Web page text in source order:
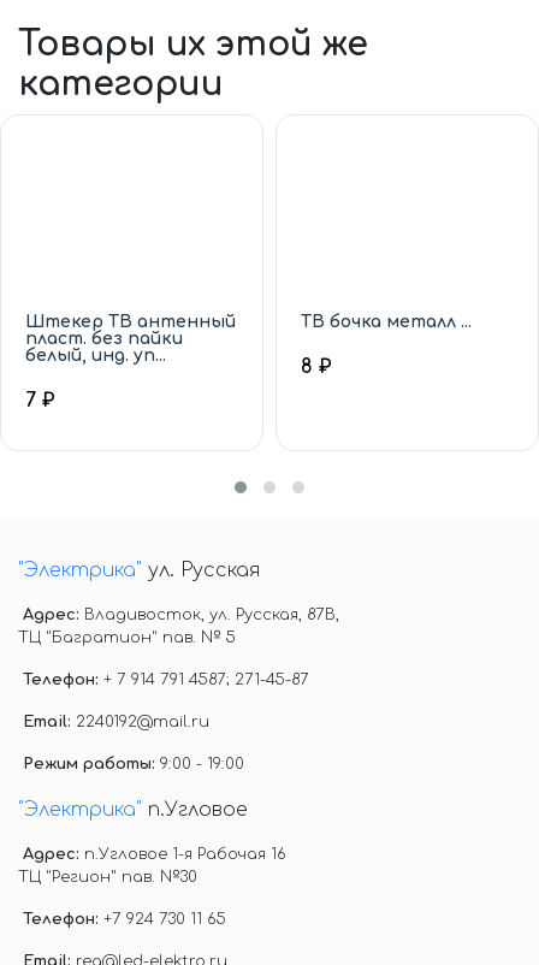
Товары их этой же
категории
Штекер ТВ антенный
пласт. без пайки
белый, инд. уп...
7 ₽
ТВ бочка металл ...
8 ₽
"Электрика" ул. Русская
Адрес: Владивосток, ул. Русская, 87В,
ТЦ "Багратион" пав. № 5
Телефон: + 7 914 791 4587; 271-45-87
Email: 2240192@mail.ru
Режим работы: 9:00 - 19:00
"Электрика" п.Угловое
Адрес: п.Угловое 1-я Рабочая 16
ТЦ "Регион" пав. №30
Телефон: +7 924 730 11 65
Email: reg@led-elektro.ru